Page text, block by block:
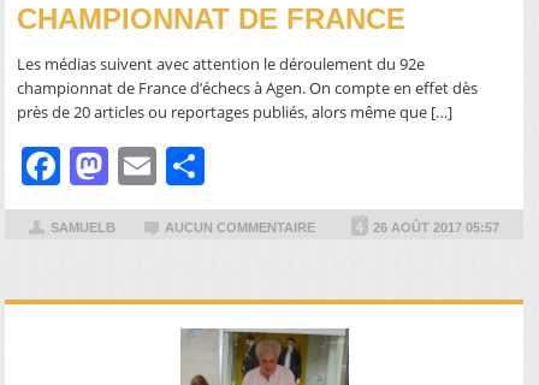
CHAMPIONNAT DE FRANCE
Les médias suivent avec attention le déroulement du 92e
championnat de France d’échecs à Agen. On compte en effet dès
près de 20 articles ou reportages publiés, alors même que […]
FacebookMastodonEmail
SAMUELB AUCUN COMMENTAIRE 26 AOÛT 2017 05:57